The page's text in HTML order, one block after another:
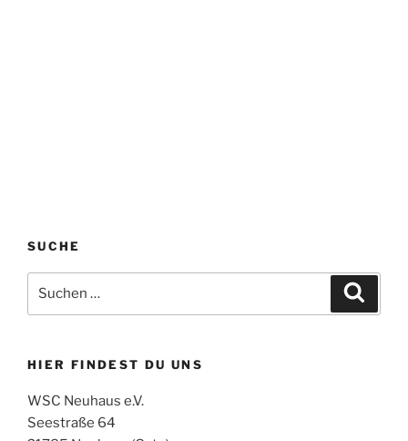
SUCHE
nach:
HIER FINDEST DU UNS
WSC Neuhaus e.V.
Seestraße 64